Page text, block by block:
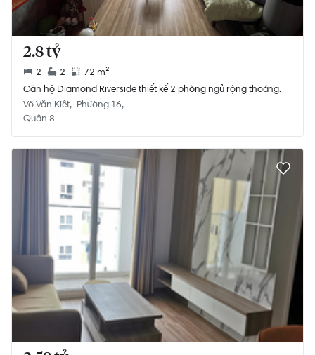
2.8 tỷ
2 2
72 m²
Căn hộ Diamond Riverside thiết kế 2 phòng ngủ rộng thoáng.
Võ Văn Kiệt
Phường 16
Quận 8